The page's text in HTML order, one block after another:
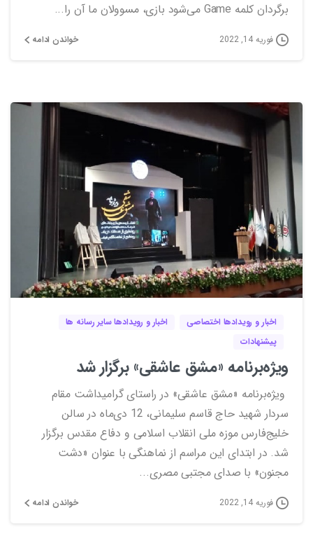
برگردان کلمه Game می‌شود بازی، مسوولان ما آن را...
فوریه 14, 2022 خواندن ادامه
0
0
اخبار و رویدادها اختصاصی
اخبار و رویدادها سایر رسانه ها
پیشنهادات
ویژه‌برنامه «مشق عاشقی» برگزار شد
ویژه‌برنامه «مشق عاشقی» در راستای گرامیداشت مقام
سردار شهید حاج قاسم سلیمانی، 12 دی‌ماه در سالن
خلیج‌فارس موزه ملی انقلاب اسلامی و دفاع مقدس برگزار
شد. در ابتدای این مراسم از نماهنگی با عنوان «دشت
مجنون» با صدای مجتبی مصری...
فوریه 14, 2022 خواندن ادامه